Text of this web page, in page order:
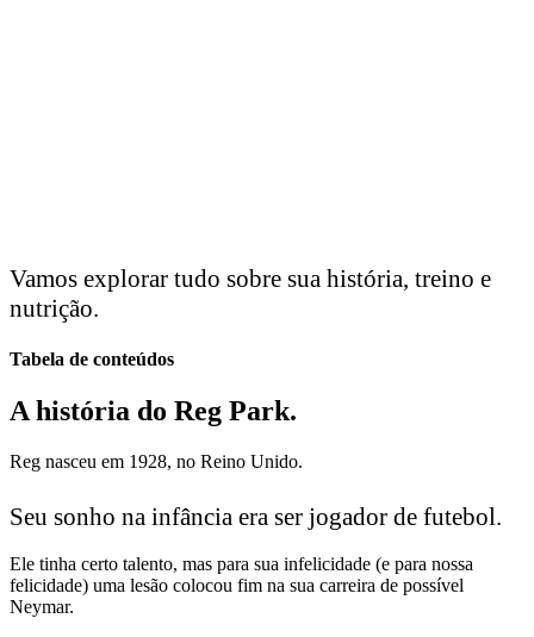
Vamos explorar tudo sobre sua história, treino e
nutrição.
Tabela de conteúdos
A história do Reg Park.
Reg nasceu em 1928, no Reino Unido.
Seu sonho na infância era ser jogador de futebol.
Ele tinha certo talento, mas para sua infelicidade (e para nossa
felicidade) uma lesão colocou fim na sua carreira de possível
Neymar.